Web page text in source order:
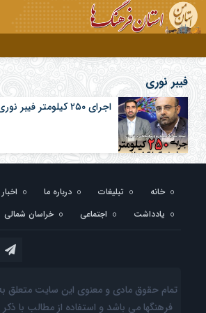
تلگرام نام کاربری یا نشانی ایمیل
رمز عبور
فیبر نوری
اجرای ۲۵۰ کیلومتر فیبر نوری برای شیروان
خانه تبلیغات درباره ما اخبار
یادداشت
اجتماعی خراسان شمالی
تمام حقوق مادی و معنوی این سایت متعلق
فرهنگها می باشد و استفاده از مطالب با